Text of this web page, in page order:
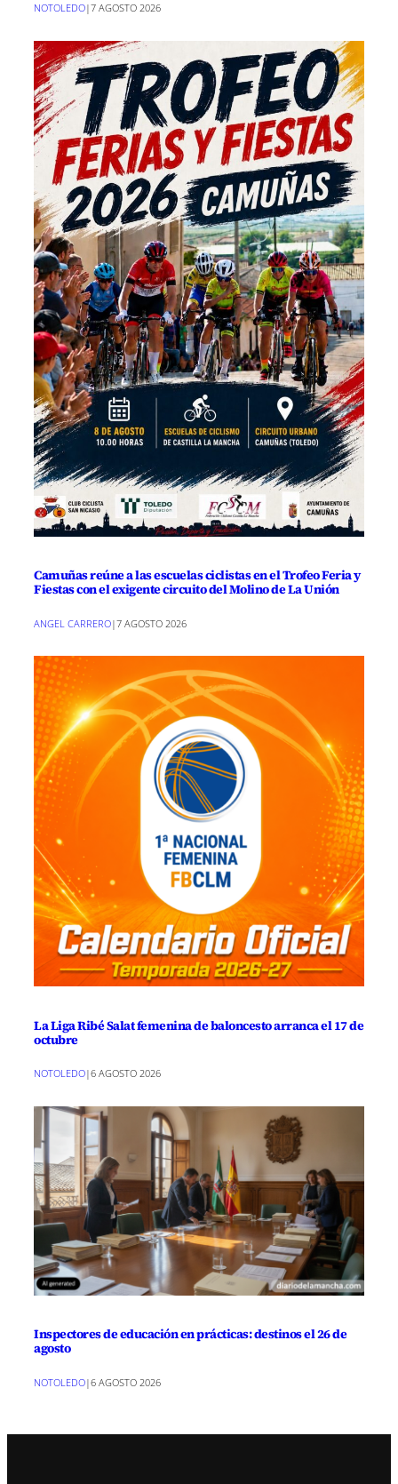
NOTOLEDO|7 AGOSTO 2026
Camuñas reúne a las escuelas ciclistas en el Trofeo Feria y
Fiestas con el exigente circuito del Molino de La Unión
ANGEL CARRERO|7 AGOSTO 2026
La Liga Ribé Salat femenina de baloncesto arranca el 17 de
octubre
NOTOLEDO|6 AGOSTO 2026
Inspectores de educación en prácticas: destinos el 26 de
agosto
NOTOLEDO|6 AGOSTO 2026